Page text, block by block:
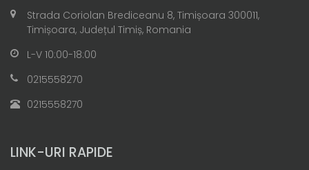
Strada Coriolan Brediceanu 8, Timișoara 300011,
Timișoara, Județul Timiș, Romania
L-V 10:00-18:00
0215558270
0215558270
LINK-URI RAPIDE